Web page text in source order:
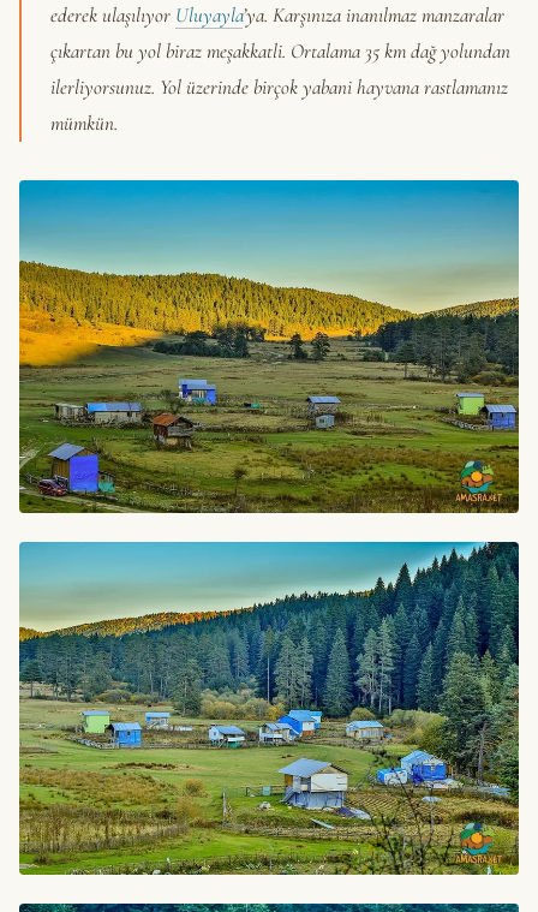
ederek ulaşılıyor Uluyayla’ya. Karşınıza inanılmaz manzaralar
çıkartan bu yol biraz meşakkatli. Ortalama 35 km dağ yolundan
ilerliyorsunuz. Yol üzerinde birçok yabani hayvana rastlamanız
mümkün.